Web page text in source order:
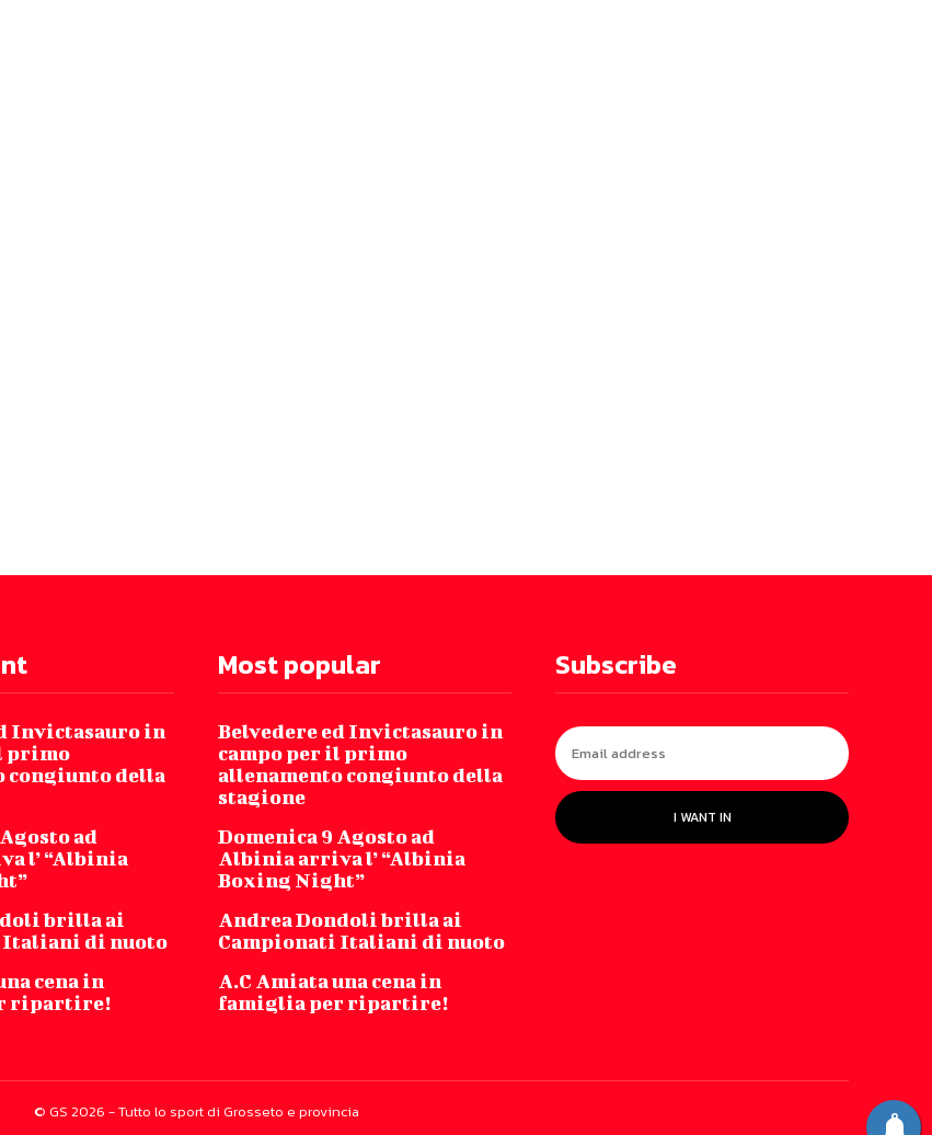
Invictasauro in
primo
congiunto della
ad
l’ “Albinia
brilla ai
Italiani di nuoto
cena in
ripartire!
Most popular
Belvedere ed Invictasauro in
campo per il primo
allenamento congiunto della
stagione
Domenica 9 Agosto ad
Albinia arriva l’ “Albinia
Boxing Night”
Andrea Dondoli brilla ai
Campionati Italiani di nuoto
A.C Amiata una cena in
famiglia per ripartire!
Subscribe
I WANT IN
© GS 2026 - Tutto lo sport di Grosseto e provincia